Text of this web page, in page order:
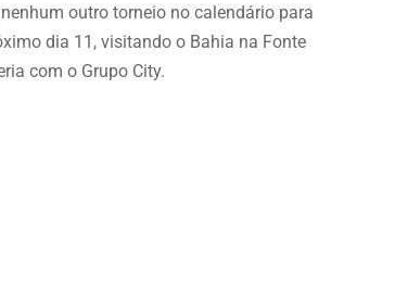
outro torneio no calendário para
dia 11, visitando o Bahia na Fonte
com o Grupo City.